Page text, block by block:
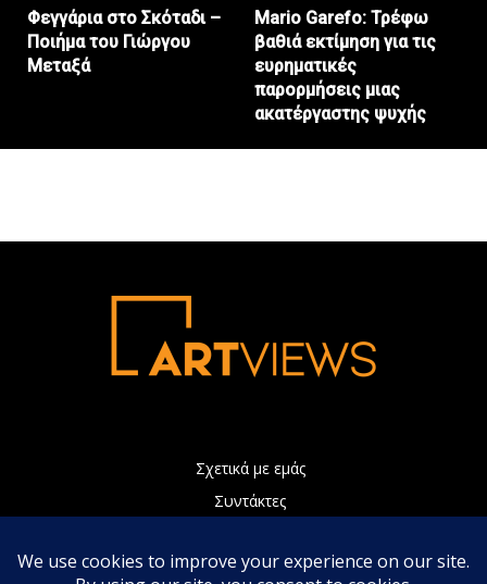
Φεγγάρια στο Σκόταδι –
Ποιήμα του Γιώργου
Μεταξά
Mario Garefo: Τρέφω
βαθιά εκτίμηση για τις
ευρηματικές
παρορμήσεις μιας
ακατέργαστης ψυχής
Σχετικά με εμάς
Συντάκτες
Πολιτική Απορρήτου